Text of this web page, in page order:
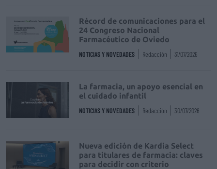
Récord de comunicaciones para el
24 Congreso Nacional
Farmacéutico de Oviedo
NOTICIAS Y NOVEDADES Redacción 31/07/2026
La farmacia, un apoyo esencial en
el cuidado infantil
NOTICIAS Y NOVEDADES Redacción 30/07/2026
Nueva edición de Kardia Select
para titulares de farmacia: claves
para decidir con criterio